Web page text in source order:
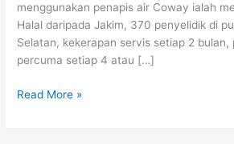
menggunakan penapis air Coway ialah
Halal daripada Jakim, 370 penyelidik di
Selatan, kekerapan servis setiap 2
percuma setiap 4 atau […]
RM65
Read More »